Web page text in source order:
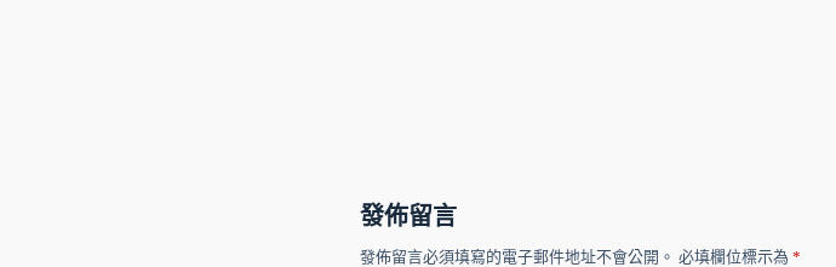
發佈留言
發佈留言必須填寫的電子郵件地址不會公開。 必填欄位標示為 *